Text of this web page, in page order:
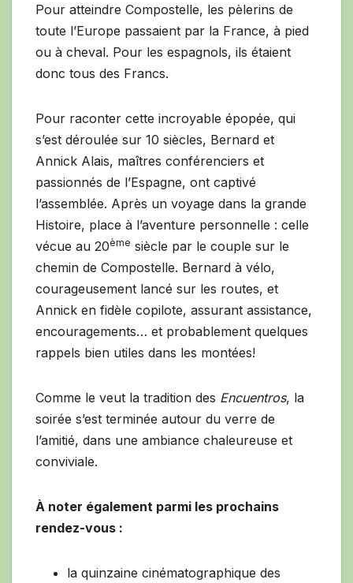
Pour atteindre Compostelle, les pèlerins de
toute l’Europe passaient par la France, à pied
ou à cheval. Pour les espagnols, ils étaient
donc tous des Francs.
Pour raconter cette incroyable épopée, qui
s’est déroulée sur 10 siècles, Bernard et
Annick Alais, maîtres conférenciers et
passionnés de l’Espagne, ont captivé
l’assemblée. Après un voyage dans la grande
Histoire, place à l’aventure personnelle : celle
vécue au 20ème siècle par le couple sur le
chemin de Compostelle. Bernard à vélo,
courageusement lancé sur les routes, et
Annick en fidèle copilote, assurant assistance,
encouragements… et probablement quelques
rappels bien utiles dans les montées!
Comme le veut la tradition des Encuentros, la
soirée s’est terminée autour du verre de
l’amitié, dans une ambiance chaleureuse et
conviviale.
À noter également parmi les prochains
rendez-vous :
la quinzaine cinématographique des